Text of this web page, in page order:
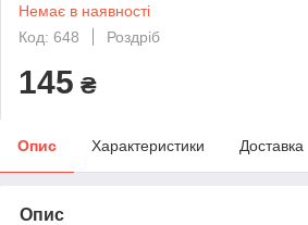
Немає в наявності
Код: 648
Роздріб
145 ₴
Опис Характеристики Доставка
Опис